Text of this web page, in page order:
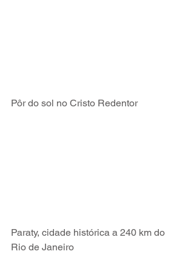
Pôr do sol no Cristo Redentor
Paraty, cidade histórica a 240 km do
Rio de Janeiro